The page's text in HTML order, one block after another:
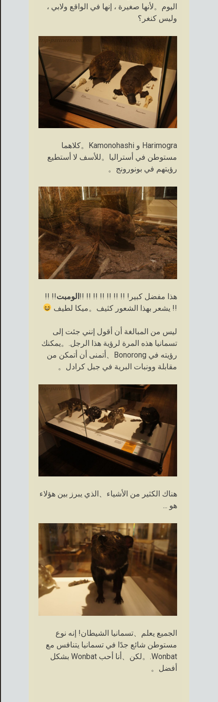
اليوم。لأنها صغيرة ، إنها في الواقع ولابي ،
وليس كنغر؟
Harimogra و Kamonohashi。كلاهما
مستوطن في أستراليا。للأسف لا أستطيع
رؤيتهم في بونورونج。
هذا مفضل كبير! !! !! !! !! !! !! !!الومبت!! !!
!! يشعر بهذا الشعور كثيف。ميكا لطيف
ليس من المبالغة أن أقول إنني جئت إلى
تسمانيا هذه المرة لرؤية هذا الرجل.。يمكنك
رؤيته في Bonorong、أتمنى أن أتمكن من
مقابلة وونبات البرية في جبل كرادل。
هناك الكثير من الأشياء、الذي يبرز بين هؤلاء
هو ...
الجميع يعلم、تسمانيا الشيطان! إنه نوع
مستوطن شائع جدًا في تسمانيا يتنافس مع
Wonbat.。لكن、أنا أحب Wonbat بشكل
أفضل。